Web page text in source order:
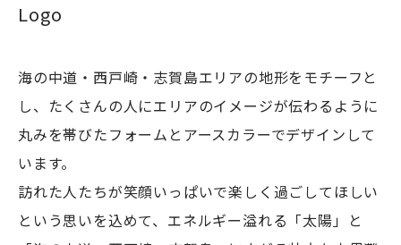
Logo
海の中道・西戸崎・志賀島エリアの地形をモチーフと
し、たくさんの人にエリアのイメージが伝わるように
丸みを帯びたフォームとアースカラーでデザインして
います。
訪れた人たちが笑顔いっぱいで楽しく過ごしてほしい
という思いを込めて、エネルギー溢れる「太陽」と